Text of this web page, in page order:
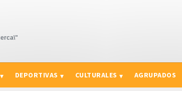
DEPORTIVAS CULTURALES AGRUPADOS